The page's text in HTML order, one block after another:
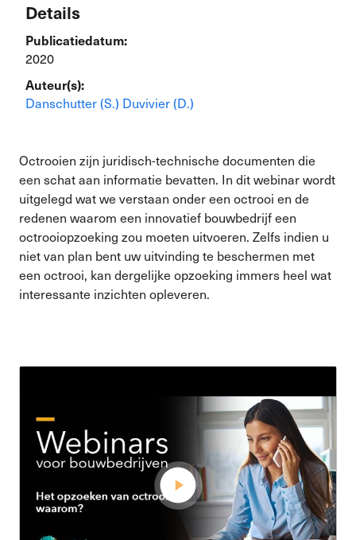
Details
Publicatiedatum:
2020
Auteur(s):
Danschutter (S.) Duvivier (D.)
Octrooien zijn juridisch-technische documenten die
een schat aan informatie bevatten. In dit webinar wordt
uitgelegd wat we verstaan onder een octrooi en de
redenen waarom een innovatief bouwbedrijf een
octrooiopzoeking zou moeten uitvoeren. Zelfs indien u
niet van plan bent uw uitvinding te beschermen met
een octrooi, kan dergelijke opzoeking immers heel wat
interessante inzichten opleveren.